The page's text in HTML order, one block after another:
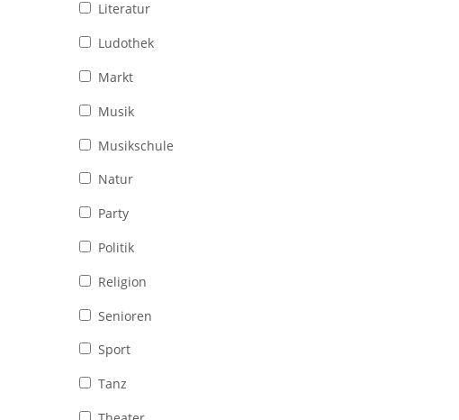
Literatur
Ludothek
Markt
Musik
Musikschule
Natur
Party
Politik
Religion
Senioren
Sport
Tanz